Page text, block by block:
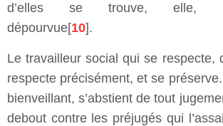
d’elles se trouve, elle,
dépourvue[10].
Le travailleur social qui se respecte,
respecte précisément, et se
bienveillant, s’abstient de tout
debout contre les préjugés qui